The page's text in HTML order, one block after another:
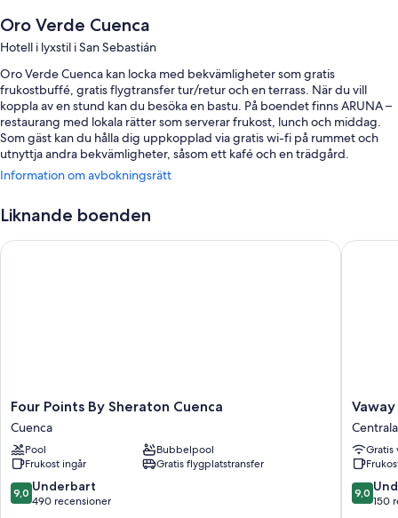
Oro Verde Cuenca
Hotell i lyxstil i San Sebastián
Oro Verde Cuenca kan locka med bekvämligheter som gratis
frukostbuffé, gratis flygtransfer tur/retur och en terrass. När du vill
koppla av en stund kan du besöka en bastu. På boendet finns ARUNA –
restaurang med lokala rätter som serverar frukost, lunch och middag.
Som gäst kan du hålla dig uppkopplad via gratis wi-fi på rummet och
utnyttja andra bekvämligheter, såsom ett kafé och en trädgård.
Du kan även dra nytta av följande förmåner under din vistelse:
En utomhuspool samt solstolar och parasoller
Du hittar även följande bekvämligheter:
Återvinning, LED-lampor och tillgång till miljövänliga
rengöringsprodukter
Badrum med regnduschar och miljövänliga toalettartiklar
Information om avbokningsrätt
Liknande boenden
Four
Points
By
Sheraton
Cuenca
Cuenca
Four Points By Sheraton Cuenca
Cuenca
Pool
Bubbelpool
Frukost ingår
Gratis flygplatstransfer
9.0
av
9,0 Underbart
490 recensioner
Four Points By Sheraton Cuenca
Vaway
Hotel
Centrala
Cuenca
9.0
av
9,0
150
Vaway